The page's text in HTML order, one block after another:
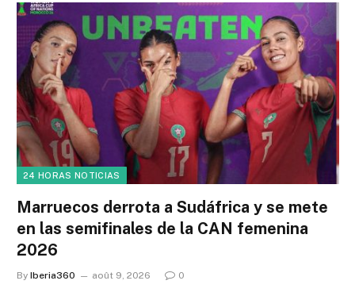
24 HORAS NOTICIAS
Marruecos derrota a Sudáfrica y se mete
en las semifinales de la CAN femenina
2026
By Iberia360 août 9, 2026 0